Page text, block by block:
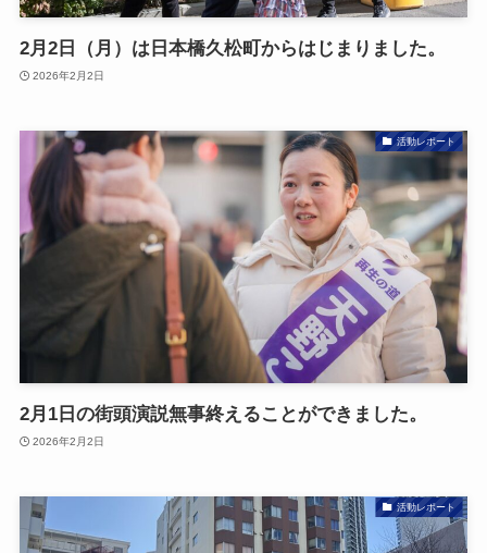
2月2日（月）は日本橋久松町からはじまりました。
2026年2月2日
活動レポート
2月1日の街頭演説無事終えることができました。
2026年2月2日
活動レポート